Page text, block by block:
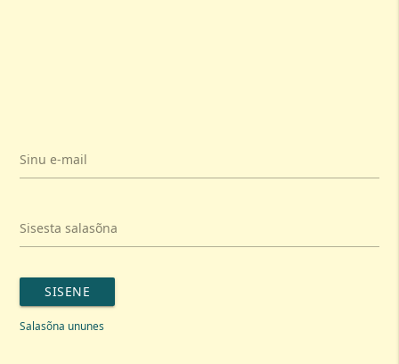
Sinu e-mail
Sisesta salasõna
SISENE
Salasõna ununes